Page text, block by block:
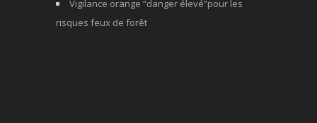
Vigilance orange “danger élevé”pour les
risques feux de forêt